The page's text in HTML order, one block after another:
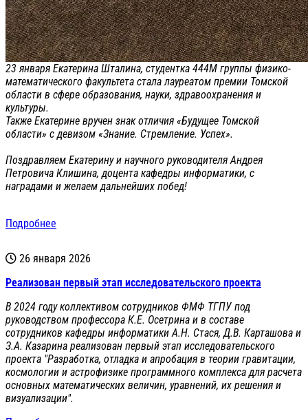
23 января Екатерина Шталина, студентка 444М группы физико-
математического факультета стала лауреатом премии Томской
области в сфере образования, науки, здравоохранения и
культуры.
Также Екатерине вручен знак отличия «Будущее Томской
области» с девизом «Знание. Стремление. Успех».
Поздравляем Екатерину и научного руководителя Андрея
Петровича Клишина, доцента кафедры информатики, с
наградами и желаем дальнейших побед!
Подробнее
26 января 2026
Реализован первый этап исследовательского проекта
В 2024 году коллективом сотрудников ФМФ ТГПУ под
руководством профессора К.Е. Осетрина и в составе
сотрудников кафедры информатики А.Н. Стася, Д.В. Карташова и
З.А. Казарина реализован первый этап исследовательского
проекта "Разработка, отладка и апробация в теории гравитации,
космологии и астрофизике программного комплекса для расчета
основных математических величин, уравнений, их решения и
визуализации".